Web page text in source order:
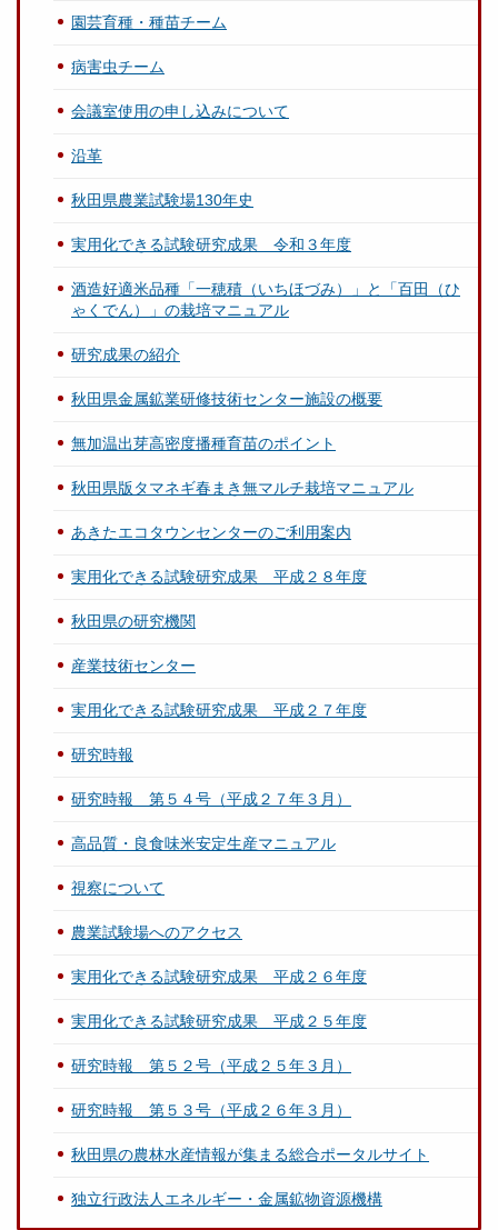
園芸育種・種苗チーム
病害虫チーム
会議室使用の申し込みについて
沿革
秋田県農業試験場130年史
実用化できる試験研究成果 令和３年度
酒造好適米品種「一穂積（いちほづみ）」と「百田（ひ
ゃくでん）」の栽培マニュアル
研究成果の紹介
秋田県金属鉱業研修技術センター施設の概要
無加温出芽高密度播種育苗のポイント
秋田県版タマネギ春まき無マルチ栽培マニュアル
あきたエコタウンセンターのご利用案内
実用化できる試験研究成果 平成２８年度
秋田県の研究機関
産業技術センター
実用化できる試験研究成果 平成２７年度
研究時報
研究時報 第５４号（平成２７年３月）
高品質・良食味米安定生産マニュアル
視察について
農業試験場へのアクセス
実用化できる試験研究成果 平成２６年度
実用化できる試験研究成果 平成２５年度
研究時報 第５２号（平成２５年３月）
研究時報 第５３号（平成２６年３月）
秋田県の農林水産情報が集まる総合ポータルサイト
独立行政法人エネルギー・金属鉱物資源機構